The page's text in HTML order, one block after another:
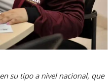
su tipo a nivel nacional, que